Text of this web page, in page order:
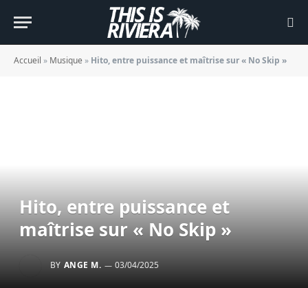
Accueil » Musique » Hito, entre puissance et maîtrise sur « No Skip »
Hito, entre puissance et
maîtrise sur « No Skip »
BY ANGE M. 03/04/2025